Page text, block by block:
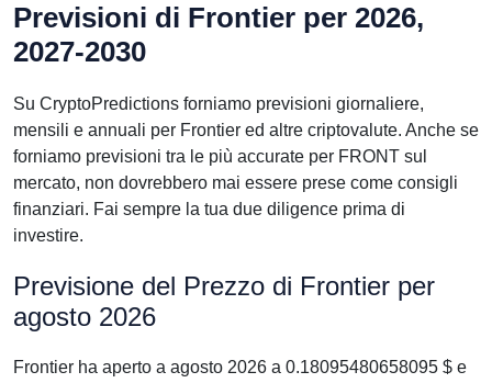
Previsioni di Frontier per 2026,
2027-2030
Su CryptoPredictions forniamo previsioni giornaliere,
mensili e annuali per Frontier ed altre criptovalute. Anche se
forniamo previsioni tra le più accurate per FRONT sul
mercato, non dovrebbero mai essere prese come consigli
finanziari. Fai sempre la tua due diligence prima di
investire.
Previsione del Prezzo di Frontier per
agosto 2026
Frontier ha aperto a agosto 2026 a 0.18095480658095 $ e